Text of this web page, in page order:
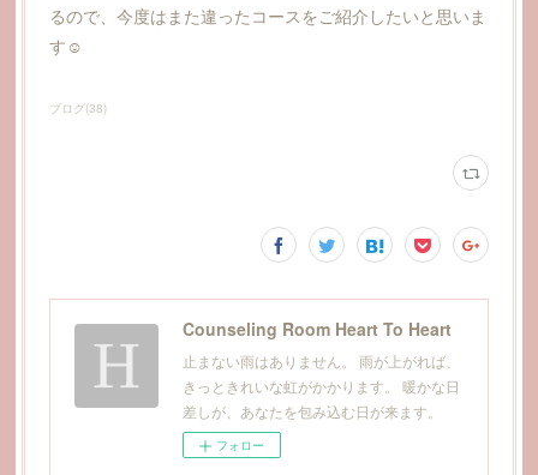
るので、今度はまた違ったコースをご紹介したいと思いま
す☺
ブログ(38)
Counseling Room Heart To Heart
止まない雨はありません。 雨が上がれば、
きっときれいな虹がかかります。 暖かな日
差しが、あなたを包み込む日が来ます。
フォロー